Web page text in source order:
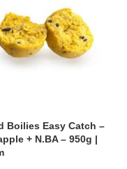
Boilies Easy Catch –
+ N.BA – 950g |